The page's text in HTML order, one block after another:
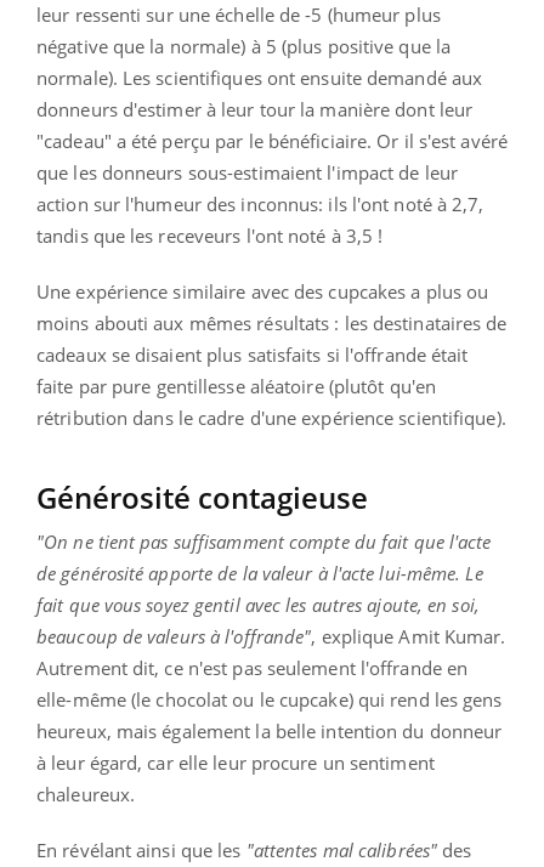
leur ressenti sur une échelle de -5 (humeur plus
négative que la normale) à 5 (plus positive que la
normale). Les scientifiques ont ensuite demandé aux
donneurs d'estimer à leur tour la manière dont leur
"cadeau" a été perçu par le bénéficiaire. Or il s'est avéré
que les donneurs sous-estimaient l'impact de leur
action sur l'humeur des inconnus: ils l'ont noté à 2,7,
tandis que les receveurs l'ont noté à 3,5 !
Une expérience similaire avec des cupcakes a plus ou
moins abouti aux mêmes résultats : les destinataires de
cadeaux se disaient plus satisfaits si l'offrande était
faite par pure gentillesse aléatoire (plutôt qu'en
rétribution dans le cadre d'une expérience scientifique).
Générosité contagieuse
"On ne tient pas suffisamment compte du fait que l'acte
de générosité apporte de la valeur à l'acte lui-même. Le
fait que vous soyez gentil avec les autres ajoute, en soi,
beaucoup de valeurs à l'offrande", explique Amit Kumar.
Autrement dit, ce n'est pas seulement l'offrande en
elle-même (le chocolat ou le cupcake) qui rend les gens
heureux, mais également la belle intention du donneur
à leur égard, car elle leur procure un sentiment
chaleureux.
En révélant ainsi que les "attentes mal calibrées" des